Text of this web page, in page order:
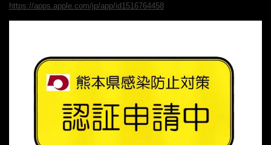
https://apps.apple.com/jp/app/id1516764458